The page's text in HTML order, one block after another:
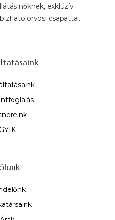
nőknek, exklúzív
orvosi csapattal.
GYIK